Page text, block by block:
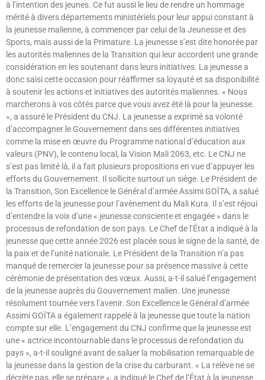
à l’intention des jeunes. Ce fut aussi le lieu de rendre un hommage
mérité à divers départements ministériels pour leur appui constant à
la jeunesse malienne, à commencer par celui de la Jeunesse et des
Sports, mais aussi de la Primature. La jeunesse s’est dite honorée par
les autorités maliennes de la Transition qui leur accordent une grande
considération en les soutenant dans leurs initiatives. La jeunesse a
donc saisi cette occasion pour réaffirmer sa loyauté et sa disponibilité
à soutenir les actions et initiatives des autorités maliennes. « Nous
marcherons à vos côtés parce que vous avez été là pour la jeunesse.
», a assuré le Président du CNJ. La jeunesse a exprimé sa volonté
d’accompagner le Gouvernement dans ses différentes initiatives
comme la mise en œuvre du Programme national d’éducation aux
valeurs (PNV), le contenu local, la Vision Mali 2063, etc. Le CNJ ne
s’est pas limité là, il a fait plusieurs propositions en vue d’appuyer les
efforts du Gouvernement. Il sollicite surtout un siège. Le Président de
la Transition, Son Excellence le Général d’armée Assimi GOÏTA, a salué
les efforts de la jeunesse pour l’avènement du Mali Kura. Il s’est réjoui
d’entendre la voix d’une « jeunesse consciente et engagée » dans le
processus de refondation de son pays. Le Chef de l’État a indiqué à la
jeunesse que cette année 2026 est placée sous le signe de la santé, de
la paix et de l’unité nationale. Le Président de la Transition n’a pas
manqué de remercier la jeunesse pour sa présence massive à cette
cérémonie de présentation des vœux. Aussi, a-t-il salué l’engagement
de la jeunesse auprès du Gouvernement malien. Une jeunesse
résolument tournée vers l’avenir. Son Excellence le Général d’armée
Assimi GOÏTA a également rappelé à la jeunesse que toute la nation
compte sur elle. L’engagement du CNJ confirme que la jeunesse est
une « actrice incontournable dans le processus de refondation du
pays », a-t-il souligné avant de saluer la mobilisation remarquable de
la jeunesse dans la gestion de la crise du carburant. « La relève ne se
décrète pas, elle se prépare », a indiqué le Chef de l’État à la jeunesse